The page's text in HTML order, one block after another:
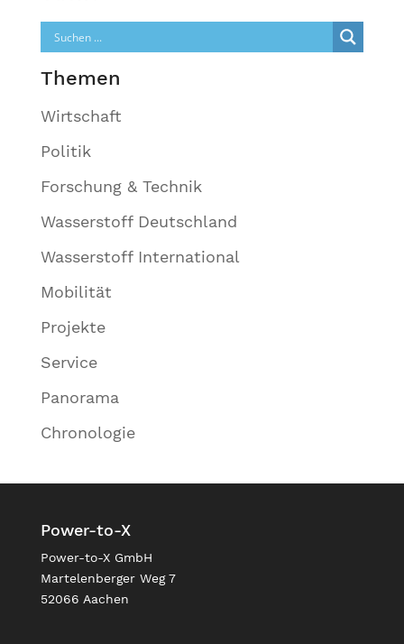
Themen
Wirtschaft
Politik
Forschung & Technik
Wasserstoff Deutschland
Wasserstoff International
Mobilität
Projekte
Service
Panorama
Chronologie
Power-to-X
Power-to-X GmbH
Martelenberger Weg 7
52066 Aachen